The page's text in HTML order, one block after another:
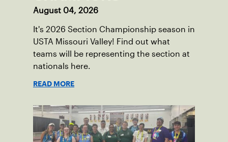
August 04, 2026
It's 2026 Section Championship season in
USTA Missouri Valley! Find out what
teams will be representing the section at
nationals here.
READ MORE